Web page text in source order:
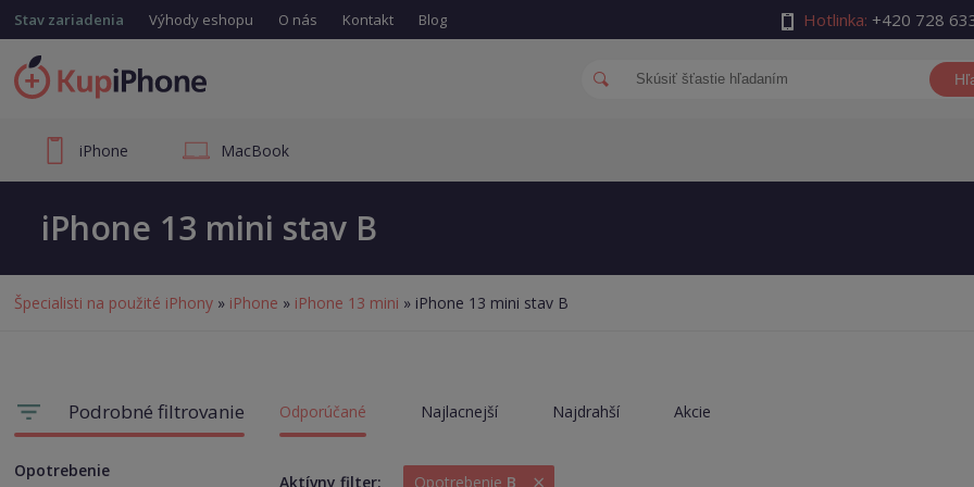
Stav zariadenia Výhody eshopu O nás Kontakt Blog Hotlinka: +420 728
iPhone MacBook
iPhone 13 mini stav B
Špecialisti na použité iPhony » iPhone » iPhone 13 mini » iPhone 13 mini stav B
Podrobné filtrovanie
Opotrebenie
Odporúčané Najlacnejší Najdrahší Akcie
Aktívny filter: Opotrebenie B